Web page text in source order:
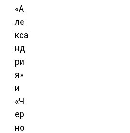
«А
ле
кса
нд
ри
я»
и
«Ч
ер
но